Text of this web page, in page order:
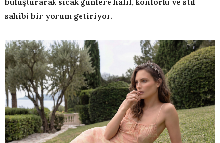
buluşturarak sıcak günlere hafif, konforlu ve stil
sahibi bir yorum getiriyor.